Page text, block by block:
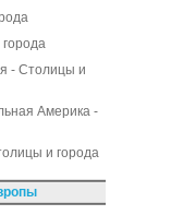
- Столицы и
Америка -
и города